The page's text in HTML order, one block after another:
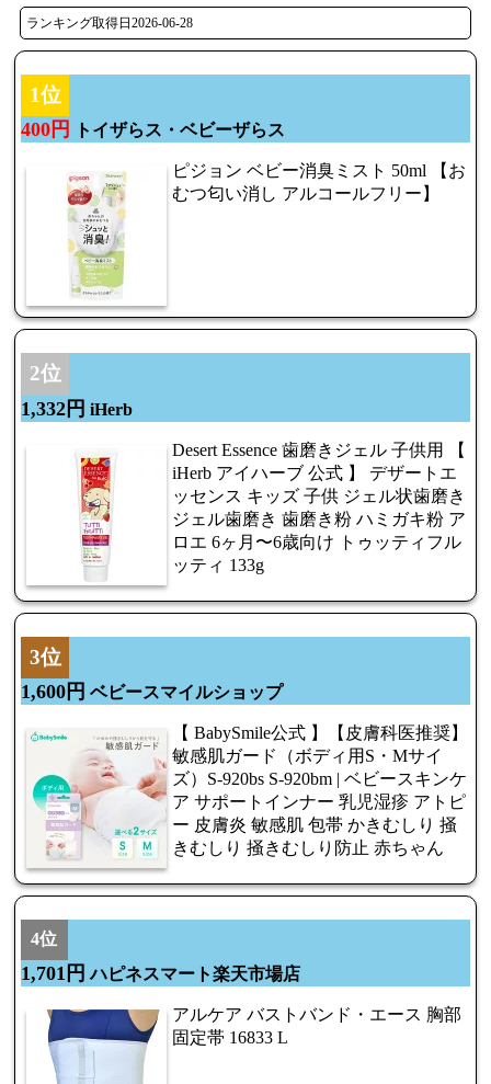
ランキング取得日2026-06-28
1位
400円 トイザらス・ベビーザらス
ピジョン ベビー消臭ミスト 50ml 【お
むつ匂い消し アルコールフリー】
2位
1,332円 iHerb
Desert Essence 歯磨きジェル 子供用 【
iHerb アイハーブ 公式 】 デザートエ
ッセンス キッズ 子供 ジェル状歯磨き
ジェル歯磨き 歯磨き粉 ハミガキ粉 ア
ロエ 6ヶ月〜6歳向け トゥッティフル
ッティ 133g
3位
1,600円 ベビースマイルショップ
【 BabySmile公式 】【皮膚科医推奨】
敏感肌ガード（ボディ用S・Mサイ
ズ）S-920bs S-920bm | ベビースキンケ
ア サポートインナー 乳児湿疹 アトピ
ー 皮膚炎 敏感肌 包帯 かきむしり 掻
きむしり 掻きむしり防止 赤ちゃん
4位
1,701円 ハピネスマート楽天市場店
アルケア バストバンド・エース 胸部
固定帯 16833 L